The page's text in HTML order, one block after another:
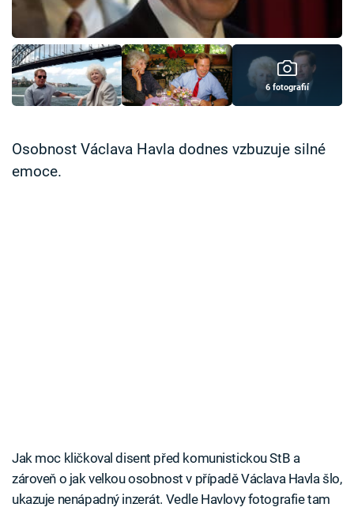
Sledujte prima+
Přihlášení
6 fotografií
Osobnost Václava Havla dodnes vzbuzuje silné
emoce.
Jak moc kličkoval disent před komunistickou StB a
zároveň o jak velkou osobnost v případě Václava Havla šlo,
ukazuje nenápadný inzerát. Vedle Havlovy fotografie tam